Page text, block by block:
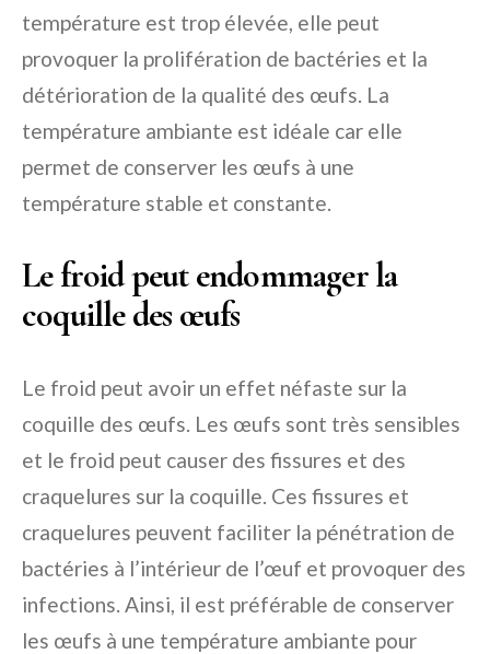
température est trop élevée, elle peut
provoquer la prolifération de bactéries et la
détérioration de la qualité des œufs. La
température ambiante est idéale car elle
permet de conserver les œufs à une
température stable et constante.
Le froid peut endommager la
coquille des œufs
Le froid peut avoir un effet néfaste sur la
coquille des œufs. Les œufs sont très sensibles
et le froid peut causer des fissures et des
craquelures sur la coquille. Ces fissures et
craquelures peuvent faciliter la pénétration de
bactéries à l’intérieur de l’œuf et provoquer des
infections. Ainsi, il est préférable de conserver
les œufs à une température ambiante pour